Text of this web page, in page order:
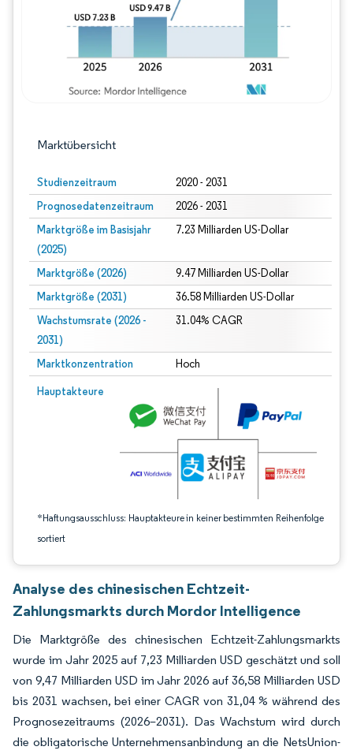
Marktübersicht
Studienzeitraum 2020 - 2031
Prognosedatenzeitraum 2026 - 2031
Marktgröße im Basisjahr
(2025)
7.23 Milliarden US-Dollar
Marktgröße (2026) 9.47 Milliarden US-Dollar
Marktgröße (2031) 36.58 Milliarden US-Dollar
Wachstumsrate (2026 -
2031)
31.04% CAGR
Marktkonzentration Hoch
Hauptakteure
*Haftungsausschluss: Hauptakteure in keiner bestimmten Reihenfolge
sortiert
Bild © Mordor Intelligence. Wiederverwendung erfordert Namensnennung
Analyse des chinesischen Echtzeit-
Zahlungsmarkts durch Mordor Intelligence
Die Marktgröße des chinesischen Echtzeit-Zahlungsmarkts
wurde im Jahr 2025 auf 7,23 Milliarden USD geschätzt und soll
von 9,47 Milliarden USD im Jahr 2026 auf 36,58 Milliarden USD
bis 2031 wachsen, bei einer CAGR von 31,04 % während des
Prognosezeitraums (2026–2031). Das Wachstum wird durch
die obligatorische Unternehmensanbindung an die NetsUnion-